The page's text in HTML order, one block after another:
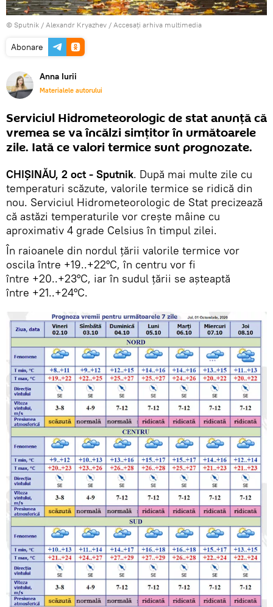
© Sputnik / Alexandr Kryazhev / Accesați arhiva multimedia
Abonare
Anna Iurii
Materialele autorului
Serviciul Hidrometeorologic de stat anunță că
vremea se va încălzi simțitor în următoarele
zile. Iată ce valori termice sunt prognozate.
CHIȘINĂU, 2 oct - Sputnik. După mai multe zile cu
temperaturi scăzute, valorile termice se ridică din
nou. Serviciul Hidrometeorologic de Stat precizează
că astăzi temperaturile vor crește mâine cu
aproximativ 4 grade Celsius în timpul zilei.
În raioanele din nordul țării valorile termice vor
oscila între +19..+22°С, în centru vor fi
între +20..+23°С, iar în sudul țării se așteaptă
între +21..+24°С.